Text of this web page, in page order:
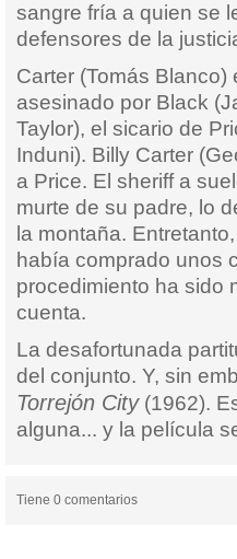
sangre fría a quien se
defensores de la
Carter (Tomás Blanco)
asesinado por Black
Taylor), el sicario de
Induni). Billy Carter
a Price. El sheriff a
murte de su padre, lo
la montaña.
había comprado unos
procedimiento ha sido
cuenta.
La desafortunada
del conjunto. Y, sin
Torrejón City(1962).
alguna... y la película
Tiene 0 comentarios